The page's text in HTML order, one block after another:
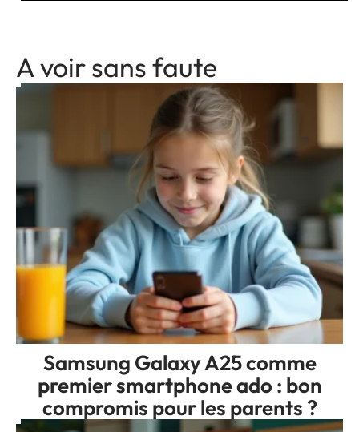
A voir sans faute
Samsung Galaxy A25 comme
premier smartphone ado : bon
compromis pour les parents ?